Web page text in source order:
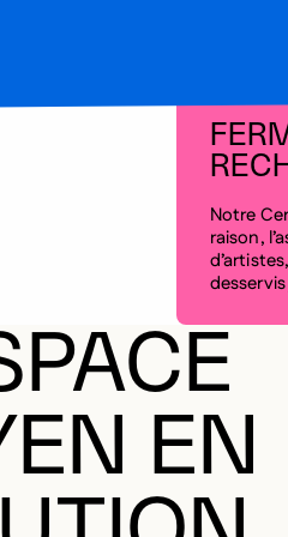
Notre
raison,
EN